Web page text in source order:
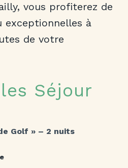
vous profiterez de
exceptionnelles à
de votre
Séjour
Golf » – 2 nuits